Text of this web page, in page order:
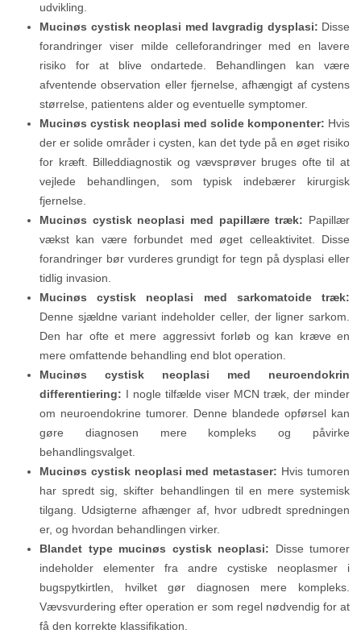
udvikling.
Mucinøs cystisk neoplasi med lavgradig dysplasi: Disse
forandringer viser milde celleforandringer med en lavere
risiko for at blive ondartede. Behandlingen kan være
afventende observation eller fjernelse, afhængigt af cystens
størrelse, patientens alder og eventuelle symptomer.
Mucinøs cystisk neoplasi med solide komponenter: Hvis
der er solide områder i cysten, kan det tyde på en øget risiko
for kræft. Billeddiagnostik og vævsprøver bruges ofte til at
vejlede behandlingen, som typisk indebærer kirurgisk
fjernelse.
Mucinøs cystisk neoplasi med papillære træk: Papillær
vækst kan være forbundet med øget celleaktivitet. Disse
forandringer bør vurderes grundigt for tegn på dysplasi eller
tidlig invasion.
Mucinøs cystisk neoplasi med sarkomatoide træk:
Denne sjældne variant indeholder celler, der ligner sarkom.
Den har ofte et mere aggressivt forløb og kan kræve en
mere omfattende behandling end blot operation.
Mucinøs cystisk neoplasi med neuroendokrin
differentiering: I nogle tilfælde viser MCN træk, der minder
om neuroendokrine tumorer. Denne blandede opførsel kan
gøre diagnosen mere kompleks og påvirke
behandlingsvalget.
Mucinøs cystisk neoplasi med metastaser: Hvis tumoren
har spredt sig, skifter behandlingen til en mere systemisk
tilgang. Udsigterne afhænger af, hvor udbredt spredningen
er, og hvordan behandlingen virker.
Blandet type mucinøs cystisk neoplasi: Disse tumorer
indeholder elementer fra andre cystiske neoplasmer i
bugspytkirtlen, hvilket gør diagnosen mere kompleks.
Vævsvurdering efter operation er som regel nødvendig for at
få den korrekte klassifikation.